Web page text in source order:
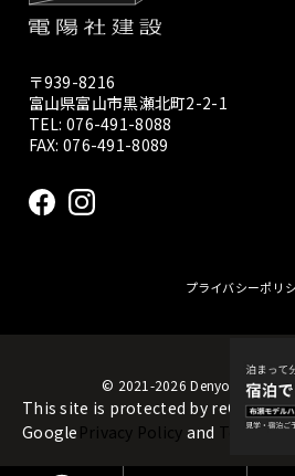
〒939-8216
富山県富山市黒瀬北町2-2-1
TEL:076-491-8088
FAX: 076-491-8089
プライバシーポリ
© 2021-2026 Denyosya
This site is protected by
Google Privacy Policy and Terms of